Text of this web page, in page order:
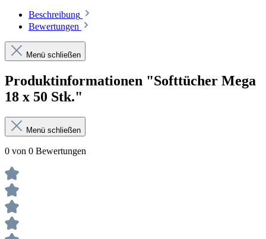
Beschreibung
Bewertungen
Menü schließen
Produktinformationen "Softtücher Mega
18 x 50 Stk."
Menü schließen
0 von 0 Bewertungen